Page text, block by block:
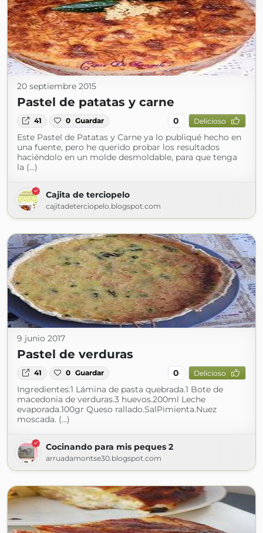
20 septiembre 2015
Pastel de patatas y carne
41 0 Guardar 0 Delicioso
Este Pastel de Patatas y Carne ya lo publiqué hecho en
una fuente, pero he querido probar los resultados
haciéndolo en un molde desmoldable, para que tenga
la (...)
Cajita de terciopelo
cajitadeterciopelo.blogspot.com
9 junio 2017
Pastel de verduras
41 0 Guardar 0 Delicioso
Ingredientes:1 Lámina de pasta quebrada.1 Bote de
macedonia de verduras.3 huevos.200ml Leche
evaporada.100gr Queso rallado.SalPimienta.Nuez
moscada. (...)
Cocinando para mis peques 2
arruadamontse30.blogspot.com